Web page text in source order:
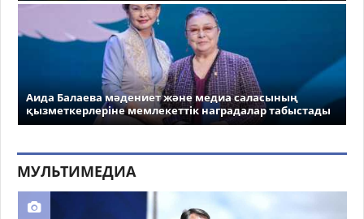
Аида Балаева мәдениет және медиа саласының
қызметкерлеріне мемлекеттік наградалар табыстады
МУЛЬТИМЕДИА